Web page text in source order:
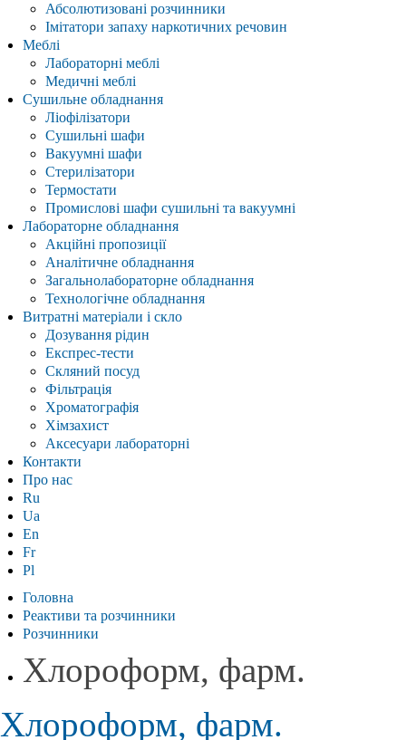
Абсолютизовані розчинники
Імітатори запаху наркотичних речовин
Меблі
Лабораторні меблі
Медичні меблі
Сушильне обладнання
Ліофілізатори
Сушильні шафи
Вакуумні шафи
Стерилізатори
Термостати
Промислові шафи сушильні та вакуумні
Лабораторне обладнання
Акційні пропозиції
Аналітичне обладнання
Загальнолабораторне обладнання
Технологічне обладнання
Витратні матеріали і скло
Дозування рідин
Експрес-тести
Скляний посуд
Фільтрація
Хроматографія
Хімзахист
Аксесуари лабораторні
Контакти
Про нас
Ru
Ua
En
Fr
Pl
Головна
Реактиви та розчинники
Розчинники
Хлороформ, фарм.
Хлороформ, фарм.